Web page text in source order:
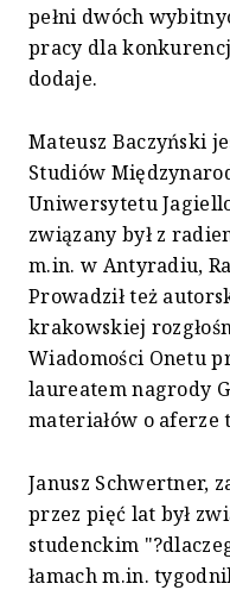
pełni dwóch
pracy dla
dodaje.
Mateusz Baczyński
Studiów
Uniwersytetu
związany był z
m.in. w Antyradiu,
Prowadził też
krakowskiej
Wiadomości Onetu
laureatem nagrody
materiałów o aferze
Janusz Schwertner,
przez pięć lat był
studenckim
łamach m.in.